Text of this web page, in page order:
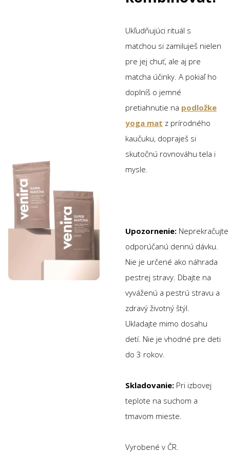
Ukľudňujúci rituál s
matchou si zamiluješ nielen
pre jej chuť, ale aj pre
matcha účinky. A pokiaľ ho
doplníš o jemné
pretiahnutie na podložke
yoga mat z prírodného
kaučuku, dopraješ si
skutočnú rovnováhu tela i
mysle.
Upozornenie: Neprekračujte
odporúčanú dennú dávku.
Nie je určené ako náhrada
pestrej stravy. Dbajte na
vyváženú a pestrú stravu a
zdravý životný štýl.
Ukladajte mimo dosahu
detí. Nie je vhodné pre deti
do 3 rokov.
Skladovanie: Pri izbovej
teplote na suchom a
tmavom mieste.
Vyrobené v ČR.